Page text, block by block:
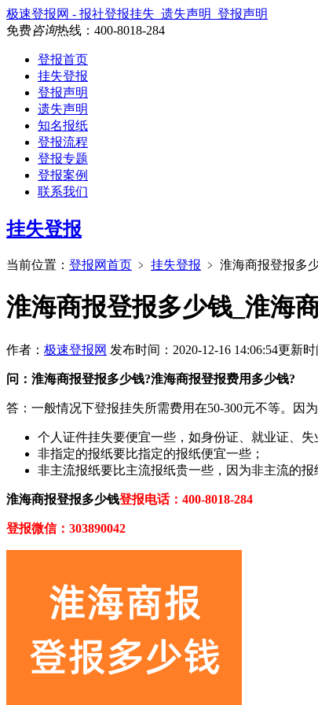
极速登报网 - 报社登报挂失_遗失声明_登报声明
免费咨询热线： 400-8018-284
登报首页
挂失登报
登报声明
遗失声明
知名报纸
登报流程
登报专题
登报案例
联系我们
挂失登报
当前位置： 登报网首页 ﹥ 挂失登报 ﹥ 淮海商报登报多
淮海商报登报多少钱_淮海
作者： 极速登报网 发布时间：2020-12-16 14:06:54更新时
问：淮海商报登报多少钱?淮海商报登报费用多少钱?
答：一般情况下登报挂失所需费用在50-300元不等。因
个人证件挂失要便宜一些，如身份证、就业证、失
非指定的报纸要比指定的报纸便宜一些；
非主流报纸要比主流报纸贵一些，因为非主流的报
淮海商报登报多少钱登报电话：400-8018-284
登报微信：303890042